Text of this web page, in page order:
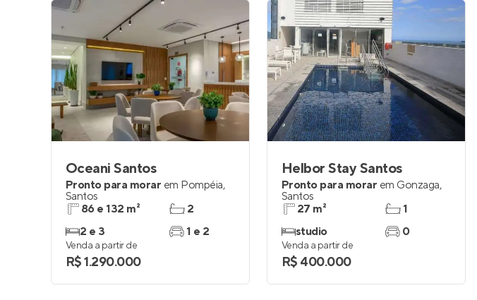
Oceani Santos
Pronto para morar em Pompéia,
Santos
86 e 132 m²
2 e 3
2
1 e 2
Venda a partir de
R$ 1.290.000
Helbor Stay Santos
Pronto para morar em Gonzaga,
Santos
27 m²
studio
1
0
Venda a partir de
R$ 400.000